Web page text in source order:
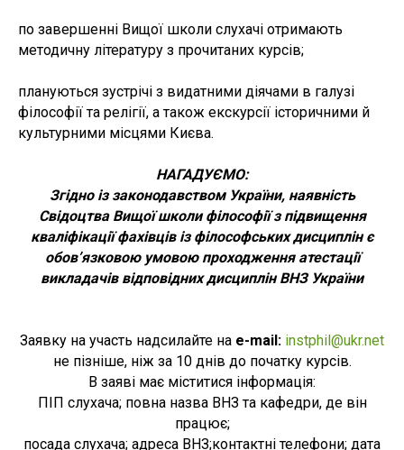
по завершенні Вищої школи слухачі отримають
методичну літературу з прочитаних курсів;
плануються зустрічі з видатними діячами в галузі
філософії та релігії, а також екскурсії історичними й
культурними місцями Києва.
НАГАДУЄМО:
Згідно із законодавством України, наявність
Свідоцтва Вищої школи філософії з підвищення
кваліфікації фахівців із філософських дисциплін є
обов’язковою умовою проходження атестації
викладачів відповідних дисциплін ВНЗ України
Заявку на участь надсилайте на e-mail: instphil@ukr.net
не пізніше, ніж за 10 днів до початку курсів.
В заяві має міститися інформація:
ПІП слухача; повна назва ВНЗ та кафедри, де він
працює;
посада слухача; адреса ВНЗ;контактні телефони; дата